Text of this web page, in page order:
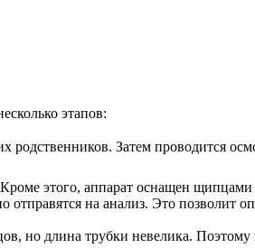
этапов:
Затем проводится
этого, аппарат оснащен щипцами
на анализ. Это позволит
но длина трубки невелика.